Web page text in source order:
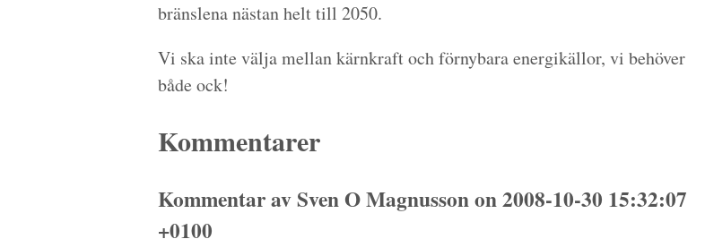
bränslena nästan helt till 2050.
Vi ska inte välja mellan kärnkraft och förnybara energikällor, vi behöver
både ock!
Kommentarer
Kommentar av Sven O Magnusson on 2008-10-30 15:32:07
+0100